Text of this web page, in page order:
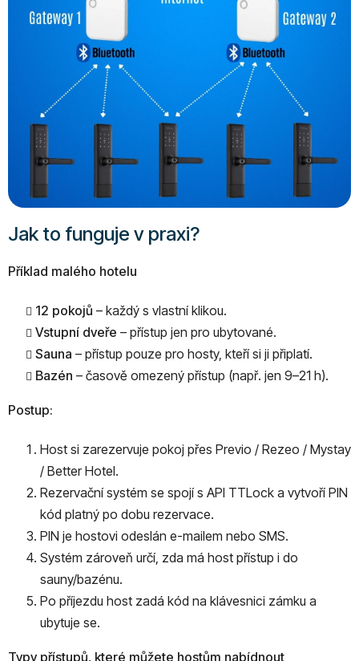
Jak to funguje v praxi?
Příklad malého hotelu
12 pokojů – každý s vlastní klikou.
Vstupní dveře – přístup jen pro ubytované.
Sauna – přístup pouze pro hosty, kteří si ji připlatí.
Bazén – časově omezený přístup (např. jen 9–21 h).
Postup:
Host si zarezervuje pokoj přes Previo / Rezeo / Mystay
/ Better Hotel.
Rezervační systém se spojí s API TTLock a vytvoří PIN
kód platný po dobu rezervace.
PIN je hostovi odeslán e-mailem nebo SMS.
Systém zároveň určí, zda má host přístup i do
sauny/bazénu.
Po příjezdu host zadá kód na klávesnici zámku a
ubytuje se.
Typy přístupů, které můžete hostům nabídnout